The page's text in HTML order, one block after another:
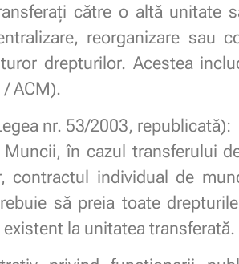
către o altă unitate
reorganizare sau
drepturilor. Acestea
ACM).
nr. 53/2003, republicată):
în cazul transferului
contractul individual de
să preia toate
la unitatea transferată.